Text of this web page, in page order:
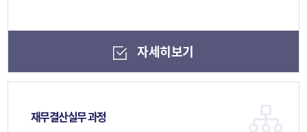
자세히보기
재무결산실무 과정